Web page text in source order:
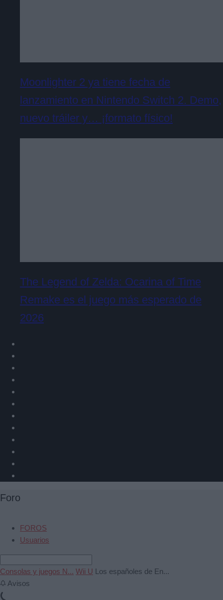
Moonlighter 2 ya tiene fecha de
lanzamiento en Nintendo Switch 2. Demo,
nuevo tráiler y… ¡formato físico!
The Legend of Zelda: Ocarina of Time
Remake es el juego más esperado de
2026
Foro
FOROS
Usuarios
Consolas y juegos N... Wii U Los españoles de En...
Avisos